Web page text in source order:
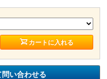
カートに入れる
い合わせる